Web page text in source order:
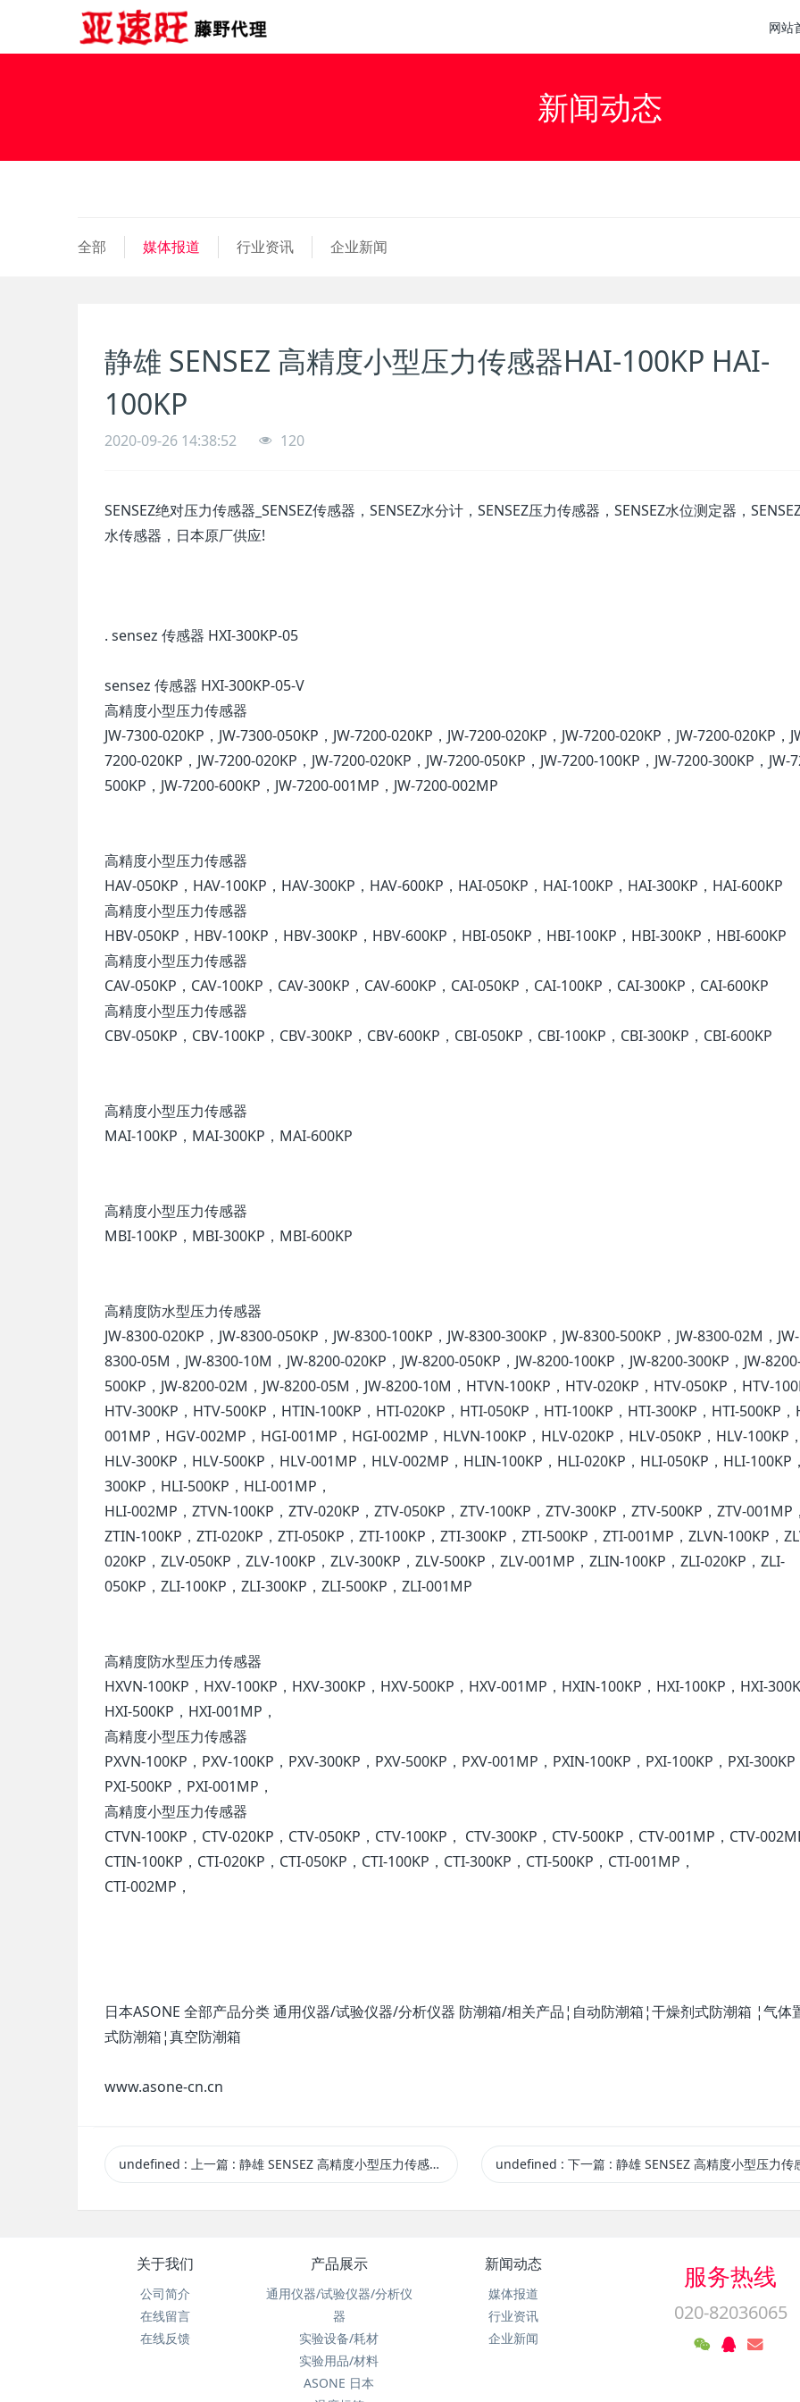
网站
新闻动态
全部 媒体报道 行业资讯 企业新闻
静雄 SENSEZ 高精度小型压力传感器HAI-100KP HAI-
100KP
2020-09-26 14:38:52 120
SENSEZ绝对压力传感器_SENSEZ传感器，SENSEZ水分计，SENSEZ压力传感器，SENSEZ水位测定器，
水传感器，日本原厂供应!
. sensez 传感器 HXI-300KP-05
sensez 传感器 HXI-300KP-05-V
高精度小型压力传感器
JW-7300-020KP，JW-7300-050KP，JW-7200-020KP，JW-7200-020KP，JW-7200-020KP，JW-7200-020KP，
7200-020KP，JW-7200-020KP，JW-7200-020KP，JW-7200-050KP，JW-7200-100KP，JW-7200-300KP，JW-
500KP，JW-7200-600KP，JW-7200-001MP，JW-7200-002MP
高精度小型压力传感器
HAV-050KP，HAV-100KP，HAV-300KP，HAV-600KP，HAI-050KP，HAI-100KP，HAI-300KP，HAI-600KP
高精度小型压力传感器
HBV-050KP，HBV-100KP，HBV-300KP，HBV-600KP，HBI-050KP，HBI-100KP，HBI-300KP，HBI-600KP
高精度小型压力传感器
CAV-050KP，CAV-100KP，CAV-300KP，CAV-600KP，CAI-050KP，CAI-100KP，CAI-300KP，CAI-600KP
高精度小型压力传感器
CBV-050KP，CBV-100KP，CBV-300KP，CBV-600KP，CBI-050KP，CBI-100KP，CBI-300KP，CBI-600KP
高精度小型压力传感器
MAI-100KP，MAI-300KP，MAI-600KP
高精度小型压力传感器
MBI-100KP，MBI-300KP，MBI-600KP
高精度防水型压力传感器
JW-8300-020KP，JW-8300-050KP，JW-8300-100KP，JW-8300-300KP，JW-8300-500KP，JW-8300-02M，JW-
8300-05M，JW-8300-10M，JW-8200-020KP，JW-8200-050KP，JW-8200-100KP，JW-8200-300KP，JW-
500KP，JW-8200-02M，JW-8200-05M，JW-8200-10M，HTVN-100KP，HTV-020KP，HTV-050KP，HTV-
HTV-300KP，HTV-500KP，HTIN-100KP，HTI-020KP，HTI-050KP，HTI-100KP，HTI-300KP，HTI-500KP，
001MP，HGV-002MP，HGI-001MP，HGI-002MP，HLVN-100KP，HLV-020KP，HLV-050KP，HLV-100KP，
HLV-300KP，HLV-500KP，HLV-001MP，HLV-002MP，HLIN-100KP，HLI-020KP，HLI-050KP，HLI-100KP
300KP，HLI-500KP，HLI-001MP，
HLI-002MP，ZTVN-100KP，ZTV-020KP，ZTV-050KP，ZTV-100KP，ZTV-300KP，ZTV-500KP，ZTV-001MP，
ZTIN-100KP，ZTI-020KP，ZTI-050KP，ZTI-100KP，ZTI-300KP，ZTI-500KP，ZTI-001MP，ZLVN-100KP，
020KP，ZLV-050KP，ZLV-100KP，ZLV-300KP，ZLV-500KP，ZLV-001MP，ZLIN-100KP，ZLI-020KP，ZLI-
050KP，ZLI-100KP，ZLI-300KP，ZLI-500KP，ZLI-001MP
高精度防水型压力传感器
HXVN-100KP，HXV-100KP，HXV-300KP，HXV-500KP，HXV-001MP，HXIN-100KP，HXI-100KP，HXI-
HXI-500KP，HXI-001MP，
高精度小型压力传感器
PXVN-100KP，PXV-100KP，PXV-300KP，PXV-500KP，PXV-001MP，PXIN-100KP，PXI-100KP，PXI-300KP
PXI-500KP，PXI-001MP，
高精度小型压力传感器
CTVN-100KP，CTV-020KP，CTV-050KP，CTV-100KP， CTV-300KP，CTV-500KP，CTV-001MP，CTV-
CTIN-100KP，CTI-020KP，CTI-050KP，CTI-100KP，CTI-300KP，CTI-500KP，CTI-001MP，
CTI-002MP，
日本ASONE 全部产品分类 通用仪器/试验仪器/分析仪器 防潮箱/相关产品¦自动防潮箱¦干燥剂式防潮箱 ¦气体
式防潮箱¦真空防潮箱
www.asone-cn.cn
undefined : 上一篇 : 静雄 SENSEZ 高精度小型压力传感器CBV-600KP CBV-600KP undefined : 下一篇 : 静雄 SENSEZ 高精度小型压力传感器CBV-050KP CBV-
关于我们
公司简介
在线留言
在线反馈
产品展示
通用仪器/试验仪器/分析仪
器
实验设备/耗材
实验用品/材料
ASONE 日本
新闻动态
媒体报道
行业资讯
企业新闻
服务热线
020-82036065